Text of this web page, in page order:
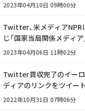
2023年04月10日 09時00分
Twitter、米メディアNPR
じ「国家当局関係メディ
2023年04月06日 11時02分
Twitter買収完了のイーロ
ディアのリンクをツイート
2022年10月31日 07時06分